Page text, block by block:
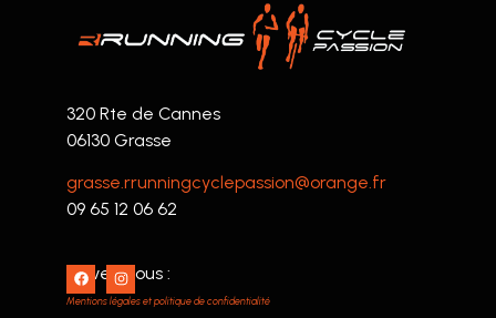
320 Rte de Cannes
06130 Grasse
grasse.rrunningcyclepassion@orange.fr
09 65 12 06 62
Suivez nous :
Mentions légales et politique de confidentialité